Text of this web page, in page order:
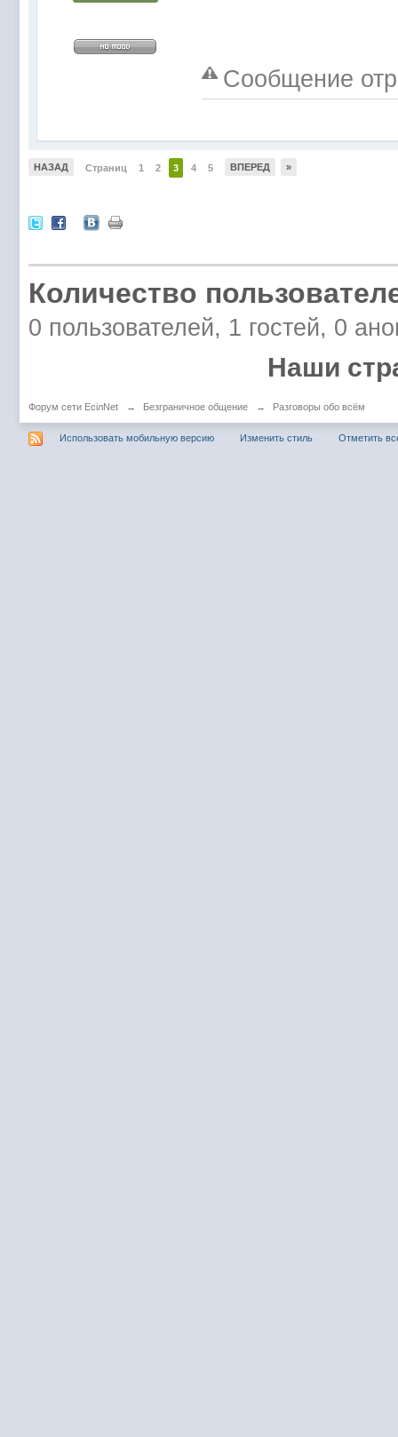
Сообщение
НАЗАД Страниц 1 2 3 4 5 ВПЕРЕД »
Количество
0 пользователей, 1 гостей, 0
Наши
Форум сети EciлNet → Безграничное общение → Разговоры обо всём
Использовать мобильную версию Изменить стиль Отметить